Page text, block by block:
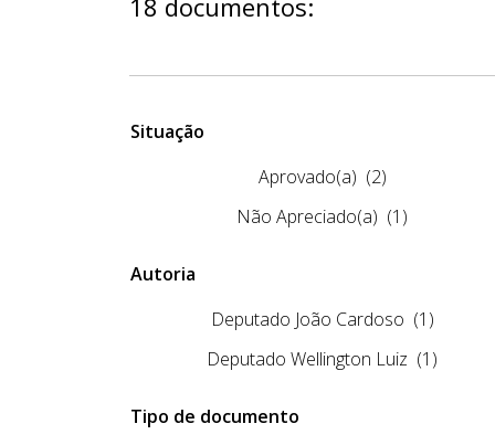
18 documentos:
Situação
Aprovado(a) (2)
Não Apreciado(a) (1)
Autoria
Deputado João Cardoso (1)
Deputado Wellington Luiz (1)
Tipo de documento